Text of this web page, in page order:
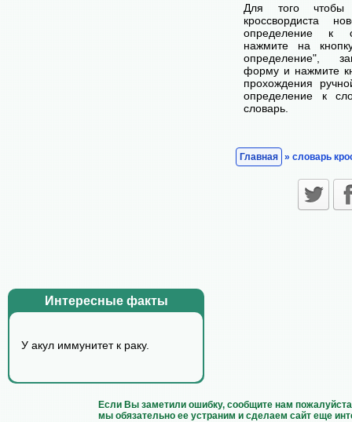
Интересные факты
У акyл иммyнитет к pакy.
Для того чтобы
кроссвордиста
определение к
нажмите на
определение",
форму и нажмите
прохождения
определение к
словарь.
Главная » словарь
Если Вы заметили ошибку, сообщите нам
мы обязательно ее устраним и сделаем сайт еще